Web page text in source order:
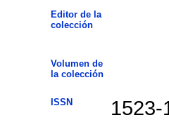
Editor de la
colección
Volumen de
la colección
ISSN 1523-